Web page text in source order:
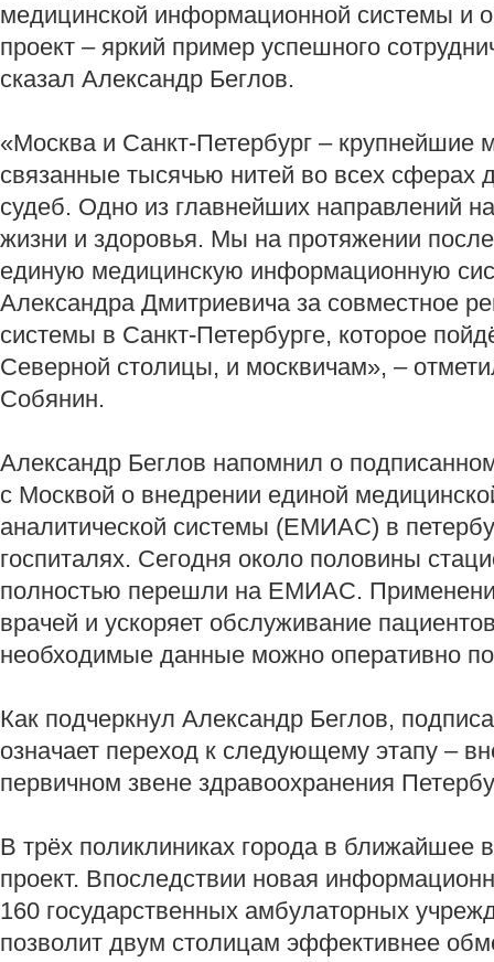
медицинской информационной системы и
проект – яркий пример успешного
сказал Александр Беглов.
«Москва и Санкт‑Петербург –
связанные тысячью нитей во всех сферах
судеб. Одно из главнейших направлений
жизни и здоровья. Мы на протяжении
единую медицинскую информационную
Александра Дмитриевича за совместное
системы в Санкт‑Петербурге, которое
Северной столицы, и москвичам», –
Собянин.
Александр Беглов напомнил о
с Москвой о внедрении единой
аналитической системы (ЕМИАС) в
госпиталях. Сегодня около половины
полностью перешли на ЕМИАС.
врачей и ускоряет обслуживание
необходимые данные можно оперативно
Как подчеркнул Александр Беглов,
означает переход к следующему этапу –
первичном звене здравоохранения
В трёх поликлиниках города в ближайшее
проект. Впоследствии новая
160 государственных амбулаторных
позволит двум столицам эффективнее